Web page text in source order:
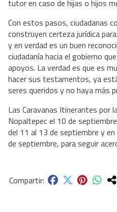
tutor en caso de hijas o hijos
Con estos pasos, ciudadanas
construyen certeza jurídica
y en verdad es un buen
ciudadanía hacia el gobierno
apoyos. La verdad es que es
hacer sus testamentos, ya
seres queridos y no haya más
Las Caravanas Itinerantes por
Nopaltepec el 10 de
del 11 al 13 de septiembre y
de septiembre, para seguir